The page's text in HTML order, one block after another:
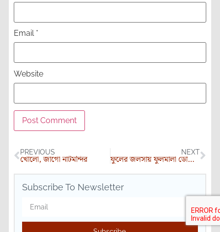
Email *
Website
PREVIOUS
খোলো, জাগো নাটমন্দির
NEXT
ফুলের জলসায় ফুলমালা ডোরে কলকাতা
Subscribe To Newsletter